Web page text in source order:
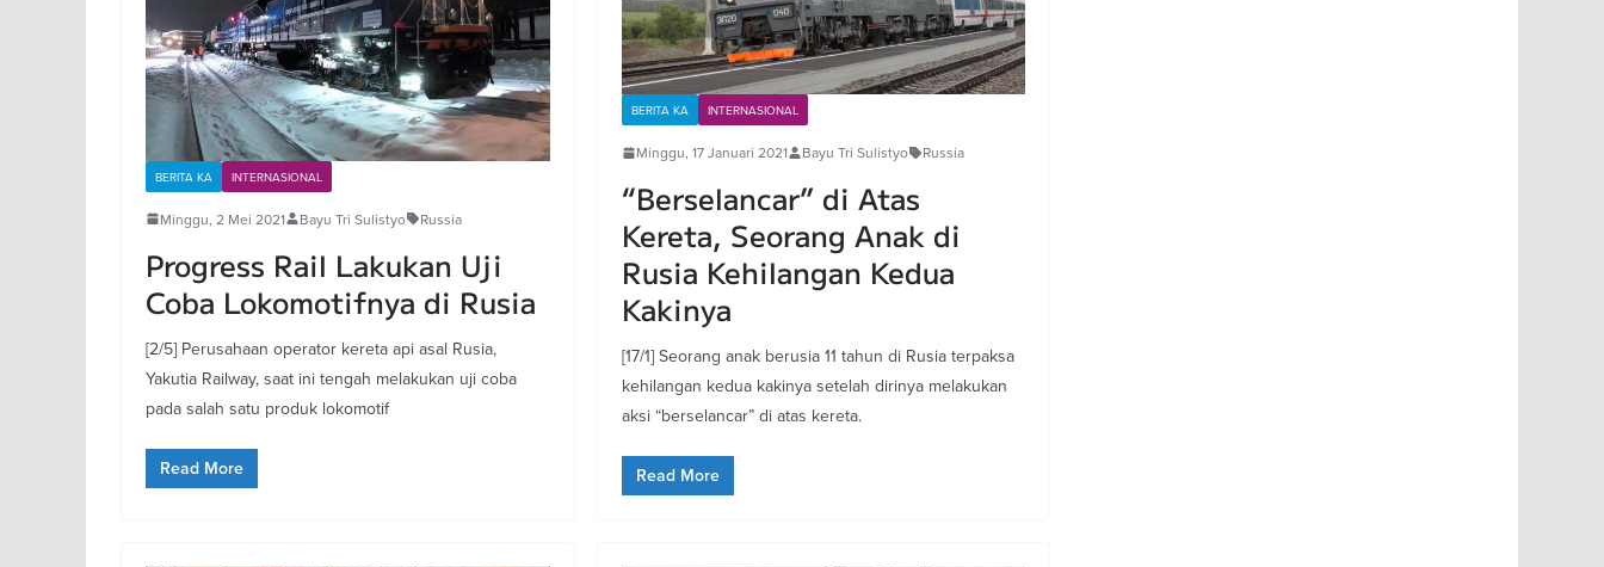
BERITA KA INTERNASIONAL
Minggu, 2 Mei 2021 Bayu Tri Sulistyo Russia
Progress Rail Lakukan Uji
Coba Lokomotifnya di Rusia
[2/5] Perusahaan operator kereta api asal Rusia,
Yakutia Railway, saat ini tengah melakukan uji coba
pada salah satu produk lokomotif
Read More
BERITA KA INTERNASIONAL
Minggu, 17 Januari 2021 Bayu Tri Sulistyo Russia
“Berselancar” di Atas
Kereta, Seorang Anak di
Rusia Kehilangan Kedua
Kakinya
[17/1] Seorang anak berusia 11 tahun di Rusia terpaksa
kehilangan kedua kakinya setelah dirinya melakukan
aksi “berselancar” di atas kereta.
Read More